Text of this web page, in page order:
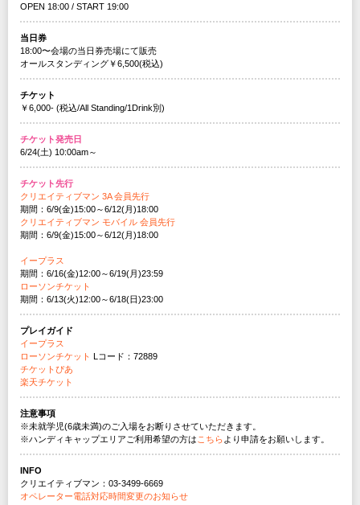
OPEN 18:00 / START 19:00
当日券
18:00〜会場の当日券売場にて販売
オールスタンディング￥6,500(税込)
チケット
￥6,000- (税込/All Standing/1Drink別)
チケット発売日
6/24(土) 10:00am～
チケット先行
クリエイティブマン 3A 会員先行
期間：6/9(金)15:00～6/12(月)18:00
クリエイティブマン モバイル 会員先行
期間：6/9(金)15:00～6/12(月)18:00
イープラス
期間：6/16(金)12:00～6/19(月)23:59
ローソンチケット
期間：6/13(火)12:00～6/18(日)23:00
プレイガイド
イープラス
ローソンチケット Lコード：72889
チケットぴあ
楽天チケット
注意事項
※未就学児(6歳未満)のご入場をお断りさせていただきます。
※ハンディキャップエリアご利用希望の方は こちら より申請をお願いします。
INFO
クリエイティブマン：03-3499-6669
オペレーター電話対応時間変更のお知らせ